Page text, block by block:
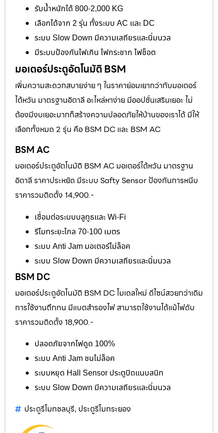
รับน้ำหนักได้ 800-2,000 KG
เลือกได้จาก 2 รุ่น ทั้งระบบ AC และ DC
ระบบ Slow Down มีความเสถียรและนิ่มนวล
มีระบบป้องกันไฟเกิน ไฟกระชาก ไฟช็อต
มอเตอร์ประตูอัตโนมัติ BSM
เพิ่มความสะดวกสบายง่าย ๆ ในราคาย่อมเยากว่ากับมอเตอร์
ไต้หวัน มาตรฐานอิตาลี อะไหล่หาง่าย มีออปชั่นเสริมเยอะ ไม่
ต้องมีงบเยอะมากก็สร้างความปลอดภัยให้บ้านของเราได้ มีให้
เลือกทั้งหมด 2 รุ่น คือ BSM DC และ BSM AC
BSM AC
มอเตอร์ประตูอัตโนมัติ BSM AC มอเตอร์ไต้หวัน มาตรฐาน
อิตาลี ราคาประหยัด มีระบบ Safty Sensor ป้องกันการหนีบ
ราคารวมติดตั้ง 14,900.-
เชื่อมต่อระบบบลูทูธและ Wi-Fi
รีโมทระยะไกล 70-100 เมตร
ระบบ Anti Jam มอเตอร์ไม่ล็อค
ระบบ Slow Down มีความเสถียรและนิ่มนวล
BSM DC
มอเตอร์ประตูอัตโนมัติ BSM DC โมเดลใหม่ ดีไซน์สวยกว่าเดิม
การใช้งานถึกทน มีแบตสำรองไฟ สามารถใช้งานได้แม้ไฟดับ
ราคารวมติดตั้ง 18,900.-
ปลอดภัยจากไฟดูด 100%
ระบบ Anti Jam ชนไม่ล็อค
ระบบหยุด Hall Sensor ประตูปิดแนบสนิท
ระบบ Slow Down มีความเสถียรและนิ่มนวล
ประตูรีโมทชลบุรี, ประตูรีโมทระยอง